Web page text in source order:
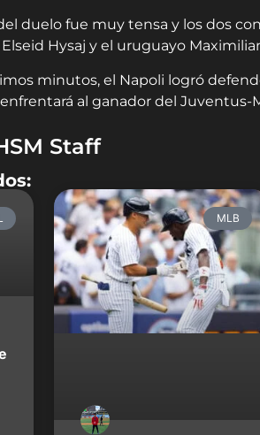
duelo fue muy tensa y los dos
Hysaj y el uruguayo
minutos, el Napoli logró
al ganador del Juventus-
Staff
MLB